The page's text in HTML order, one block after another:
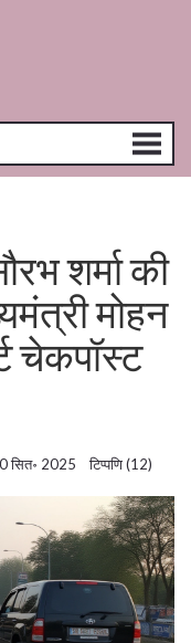
शर्मा की
मोहन
चेकपॉस्ट
सित॰ 2025 टिप्पणि (12)